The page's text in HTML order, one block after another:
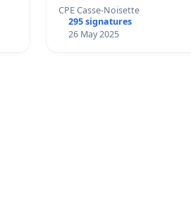
CPE Casse-Noisette
295 signatures
26 May 2025